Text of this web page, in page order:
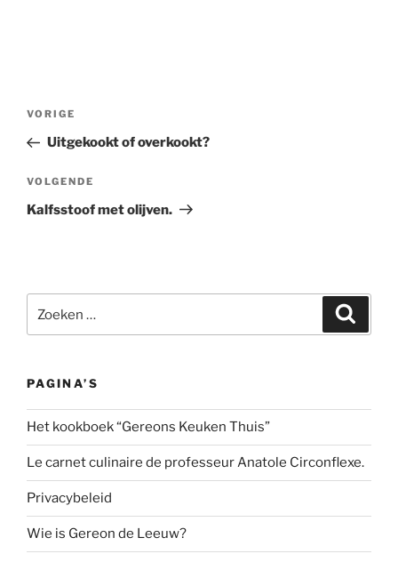
Bericht
Vorig
bericht
VORIGE
Uitgekookt of overkookt?
Volgend
bericht
VOLGENDE
Kalfsstoof met olijven.
naar:
PAGINA’S
Het kookboek “Gereons Keuken Thuis”
Le carnet culinaire de professeur Anatole Circonflexe.
Privacybeleid
Wie is Gereon de Leeuw?